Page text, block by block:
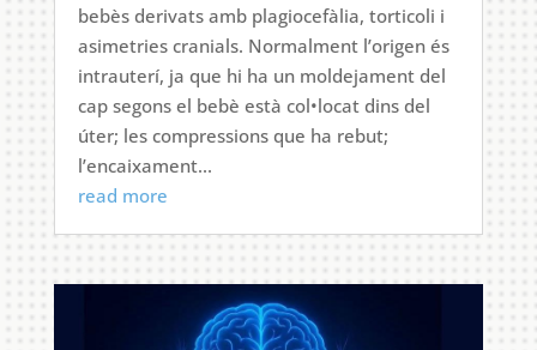
bebès derivats amb plagiocefàlia, torticoli i
asimetries cranials. Normalment l’origen és
intrauterí, ja que hi ha un moldejament del
cap segons el bebè està col•locat dins del
úter; les compressions que ha rebut;
l’encaixament...
read more